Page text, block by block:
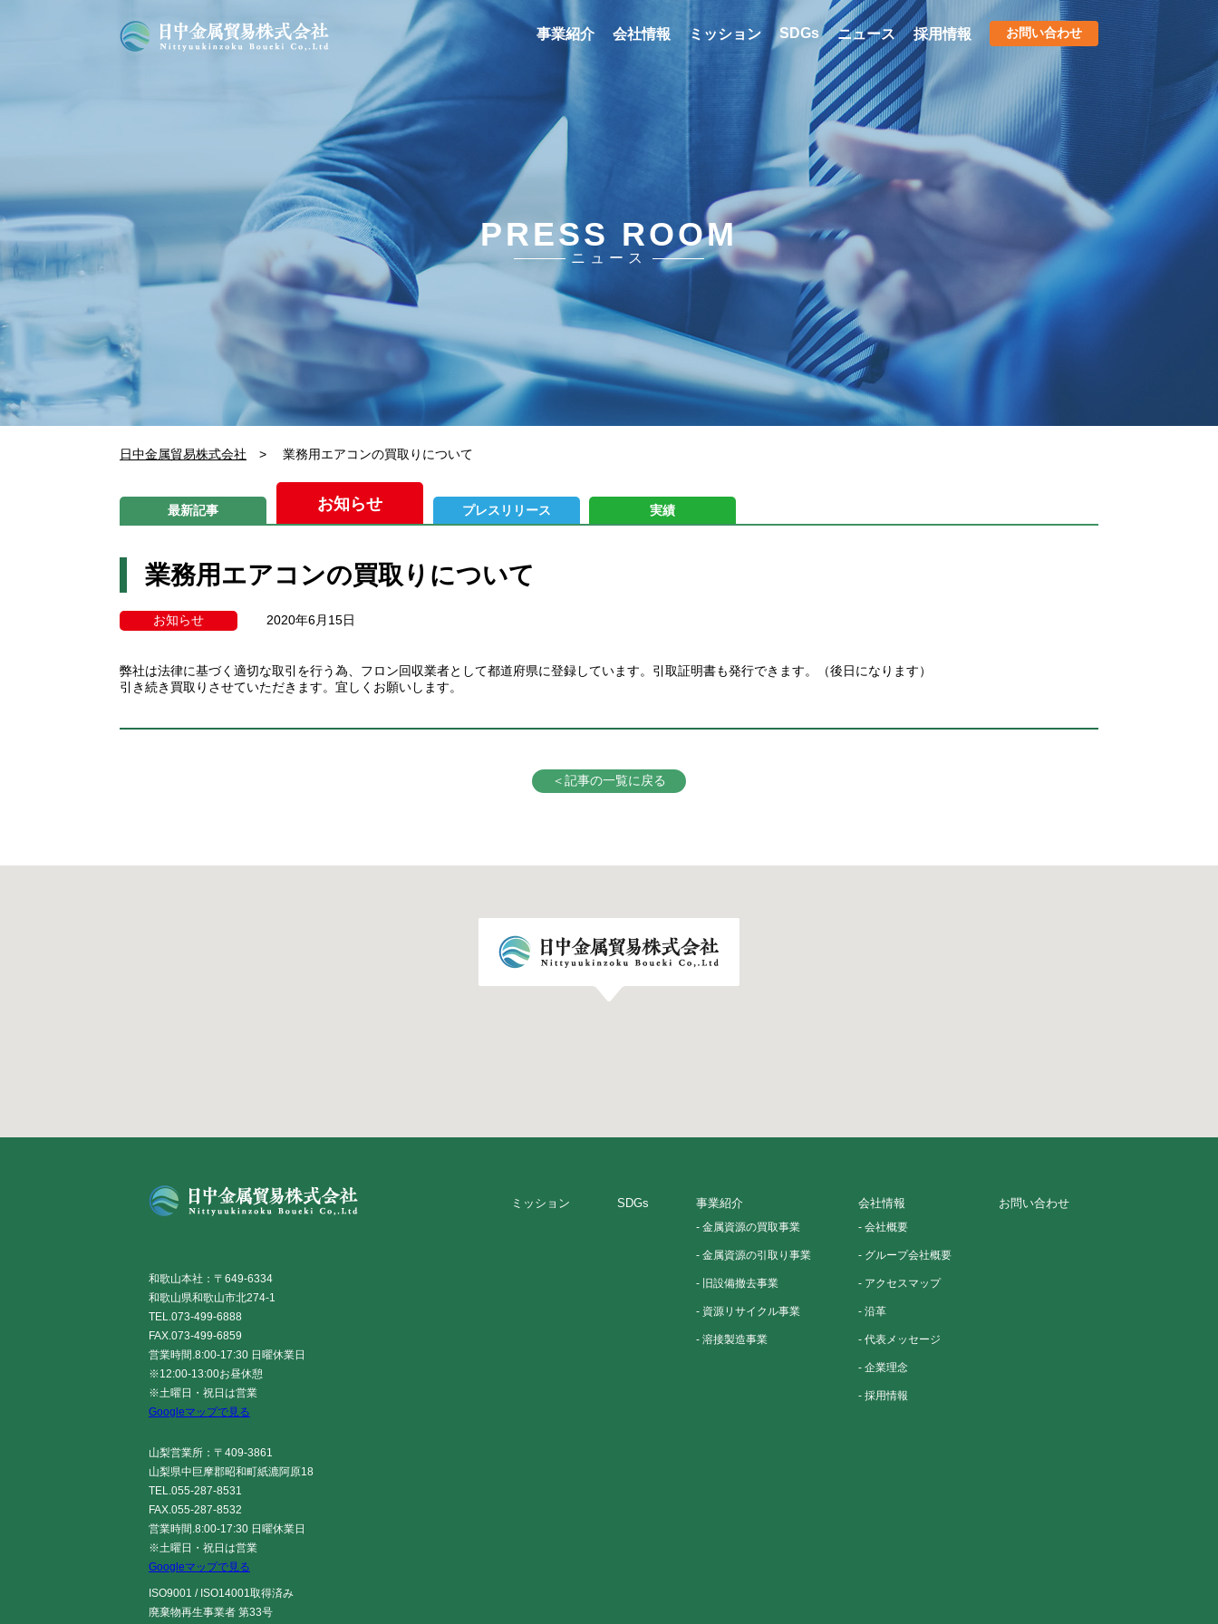
事業紹介 会社情報 ミッション SDGs ニュース 採用情報 お問い合わせ
PRESS ROOM
ニュース
日中金属貿易株式会社 > 業務用エアコンの買取りについて
最新記事 お知らせ プレスリリース 実績
業務用エアコンの買取りについて
お知らせ 2020年6月15日
弊社は法律に基づく適切な取引を行う為、フロン回収業者として都道府県に登録しています。引取証明書も発行できます。（後日になります）
引き続き買取りさせていただきます。宜しくお願いします。
＜記事の一覧に戻る
ミッション SDGs 事業紹介
- 金属資源の買取事業
- 金属資源の引取り事業
- 旧設備撤去事業
- 資源リサイクル事業
- 溶接製造事業
会社情報
- 会社概要
- グループ会社概要
- アクセスマップ
- 沿革
- 代表メッセージ
- 企業理念
- 採用情報
お問い合わせ
和歌山本社：〒649-6334
和歌山県和歌山市北274-1
TEL.073-499-6888
FAX.073-499-6859
営業時間.8:00-17:30 日曜休業日
※12:00-13:00お昼休憩
※土曜日・祝日は営業
Googleマップで見る
山梨営業所：〒409-3861
山梨県中巨摩郡昭和町紙漉阿原18
TEL.055-287-8531
FAX.055-287-8532
営業時間.8:00-17:30 日曜休業日
※土曜日・祝日は営業
Googleマップで見る
ISO9001 / ISO14001取得済み
廃棄物再生事業者 第33号